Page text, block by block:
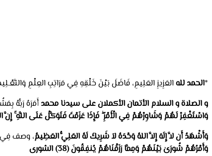
*الحمد للهالعَزِيزِ العَلِيمِ، فَاضَلَ بَيْنَ خَلْقِهِ فِي مَرَاتِبِ العِلْمِ
و الصلاة و السلام الأتمان الأكملان على سيدنا محمدأَمَرَهُ رَبُّهُ
وَاسْتَغْفِرْ لَهُمْ وَشَاوِرْهُمْ فِي الْأَمْرِ ۖ فَإِذَا عَزَمْتَ فَتَوَكَّلْ عَلَى اللَّهِ ۚ إِنَّ اللَّهَ يُحِبُّ
وَأَشْهَدُ أَن لاَّ إِلَهَ إِلاَّ اللهُ وَحْدَهُ لاَ شَرِيكَ لَهُ العَلِيُّ العَظِيمُ، وصف فِي
وَأَمْرُهُمْ شُورَىٰ بَيْنَهُمْ وَمِمَّا رَزَقْنَاهُمْ يُنفِقُونَ (38) الشورى